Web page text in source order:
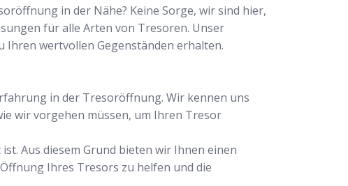
in der Nähe? Keine Sorge, wir sind hier,
für alle Arten von Tresoren. Unser
wertvollen Gegenständen erhalten.
in der Tresoröffnung. Wir kennen uns
wir vorgehen müssen, um Ihren Tresor
Aus diesem Grund bieten wir Ihnen einen
Ihres Tresors zu helfen und die